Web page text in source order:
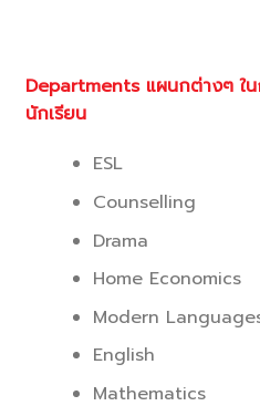
Departments แผนกต่างๆ ใ
นักเรียน
ESL
Counselling
Drama
Home Economics
Modern
English
Mathematics